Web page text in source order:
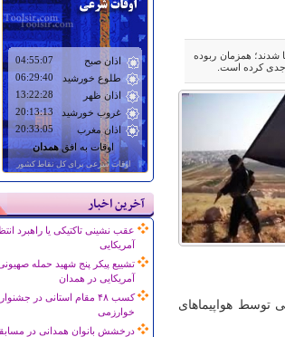
آخرین اخبار
عقب نشینی تاکتیکی یا راهبرد
آمریکایی
تشییع پیکر پنج شهید حمله
آمریکایی در همدان
کسب ۴۸ مقام استانی در
خوارزمی
درخشش بانوان همدانی در
شدند؛ همزمان ربوده
توسط هواپیماهای